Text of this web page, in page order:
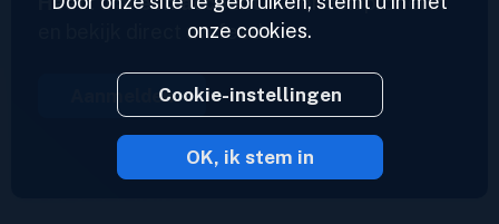
en bekijk direct uw feeds.
Aanmelden
2023 © Inoreader
onze cookies.
Cookie-instellingen
OK, ik stem in